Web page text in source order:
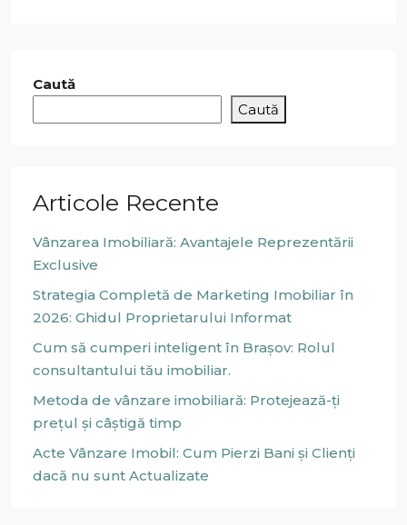
Caută
Caută
Articole Recente
Vânzarea Imobiliară: Avantajele Reprezentării
Exclusive
Strategia Completă de Marketing Imobiliar în
2026: Ghidul Proprietarului Informat
Cum să cumperi inteligent în Brașov: Rolul
consultantului tău imobiliar.
Metoda de vânzare imobiliară: Protejează-ți
prețul și câștigă timp
Acte Vânzare Imobil: Cum Pierzi Bani și Clienți
dacă nu sunt Actualizate